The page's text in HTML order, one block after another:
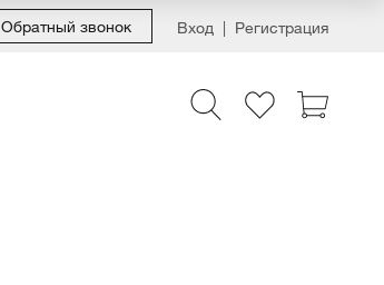
Обратный звонок Вход Регистрация